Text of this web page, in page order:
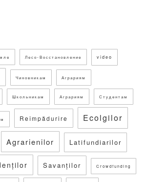
Лесо-Восстановление video
Чиновникам Аграриям
Школьникам Аграриям Студентам
Reîmpădurire Ecolgilor
Agrarienilor Latifundiarilor
Savanților Crowdfunding